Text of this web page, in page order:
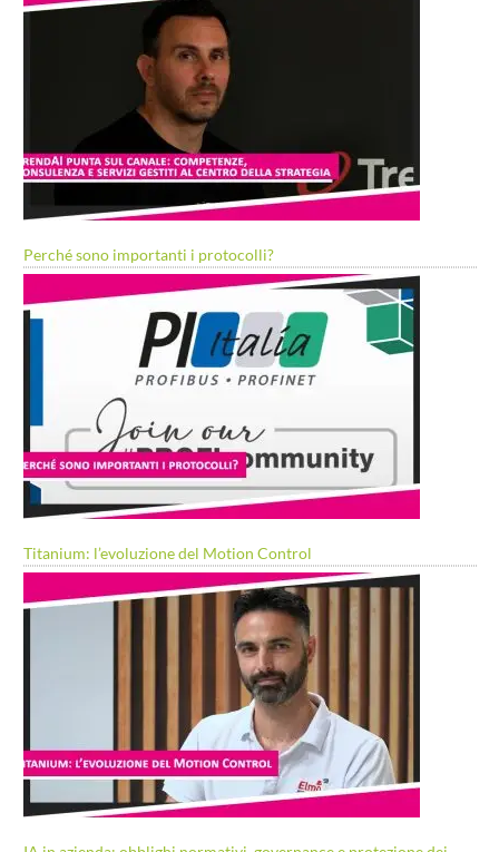
Perché sono importanti i protocolli?
Titanium: l’evoluzione del Motion Control